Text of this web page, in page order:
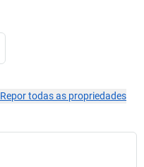
Repor todas as propriedades